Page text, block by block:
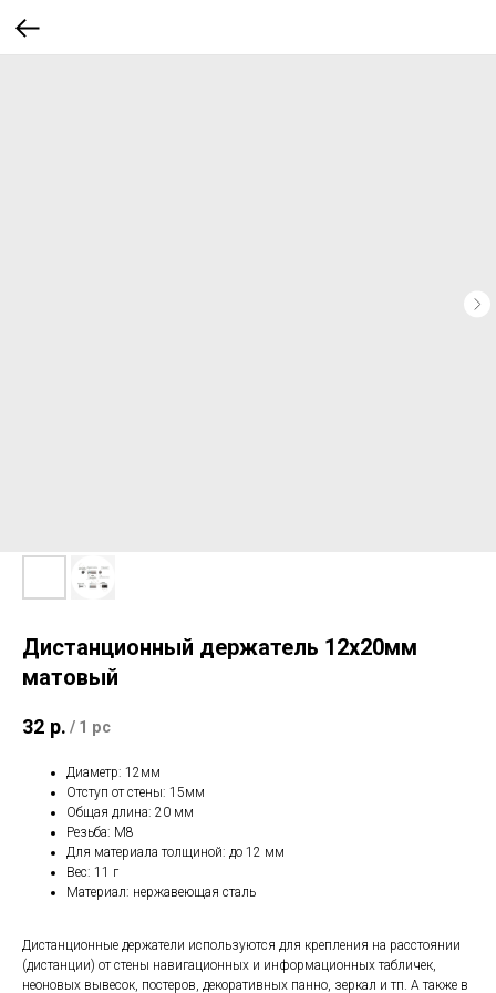
Дистанционный держатель 12х20мм
матовый
32 р. / 1 pc
Диаметр: 12мм
Отступ от стены: 15мм
Общая длина: 20 мм
Резьба: М8
Для материала толщиной: до 12 мм
Вес: 11 г
Материал: нержавеющая сталь
Дистанционные держатели используются для крепления на расстоянии
(дистанции) от стены навигационных и информационных табличек,
неоновых вывесок, постеров, декоративных панно, зеркал и тп. А также в